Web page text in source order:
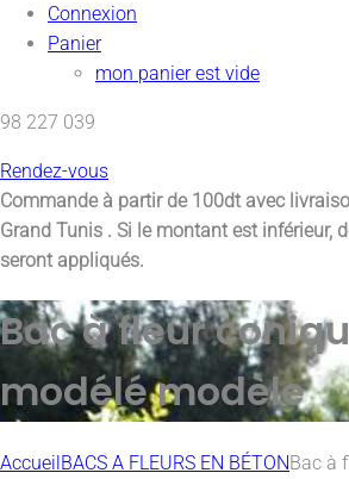
Connexion
Panier
mon panier est vide
98 227 039
Rendez-vous
Commande à partir de 100dt avec
Grand Tunis . Si le montant est inférieur,
seront appliqués.
Bac à fleur
modélé modèle
AccueilBACS A FLEURS EN BÉTONBac à